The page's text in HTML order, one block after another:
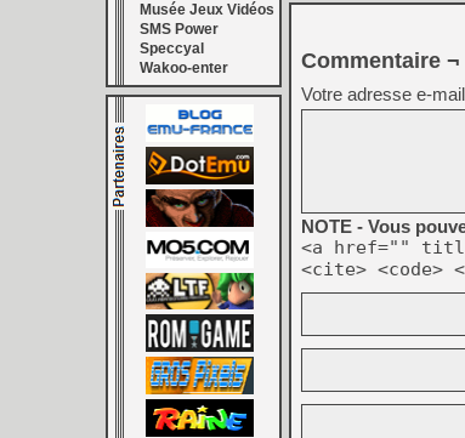
Musée Jeux Vidéos
SMS Power
Speccyal
Wakoo-enter
Commentaire ¬
Votre adresse e-
NOTE - Vous
<a href=""
<cite> <code>